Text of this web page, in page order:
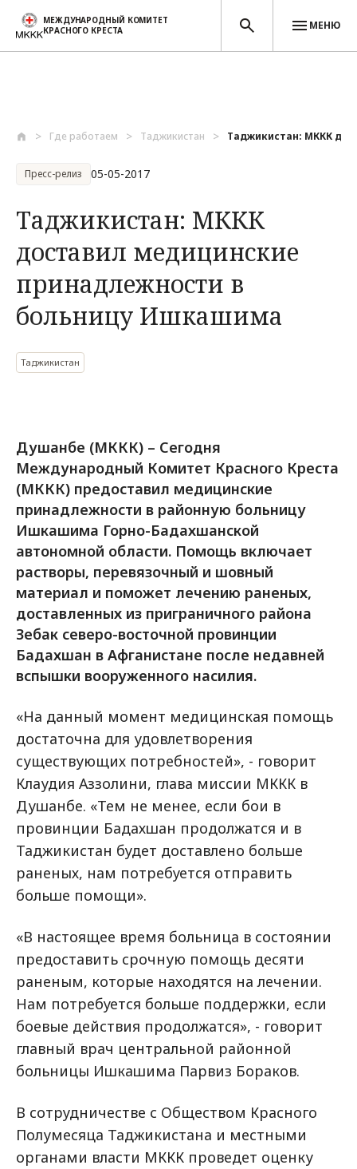
МЕЖДУНАРОДНЫЙ КОМИТЕТ
КРАСНОГО КРЕСТА
МЕНЮ
Где работаем Таджикистан Таджикистан: МККК
Пресс-релиз 05-05-2017
Таджикистан: МККК
доставил медицинские
принадлежности в
больницу Ишкашима
Таджикистан
Душанбе (МККК) – Сегодня
Международный Комитет Красного Креста
(МККК) предоставил медицинские
принадлежности в районную больницу
Ишкашима Горно-Бадахшанской
автономной области. Помощь включает
растворы, перевязочный и шовный
материал и поможет лечению раненых,
доставленных из приграничного района
Зебак северо-восточной провинции
Бадахшан в Афганистане после недавней
вспышки вооруженного насилия.
«На данный момент медицинская помощь
достаточна для удовлетворения
существующих потребностей», - говорит
Клаудия Аззолини, глава миссии МККК в
Душанбе. «Тем не менее, если бои в
провинции Бадахшан продолжатся и в
Таджикистан будет доставлено больше
раненых, нам потребуется отправить
больше помощи».
«В настоящее время больница в состоянии
предоставить срочную помощь десяти
раненым, которые находятся на лечении.
Нам потребуется больше поддержки, если
боевые действия продолжатся», - говорит
главный врач центральной районной
больницы Ишкашима Парвиз Бораков.
В сотрудничестве с Обществом Красного
Полумесяца Таджикистана и местными
органами власти МККК проведет оценку